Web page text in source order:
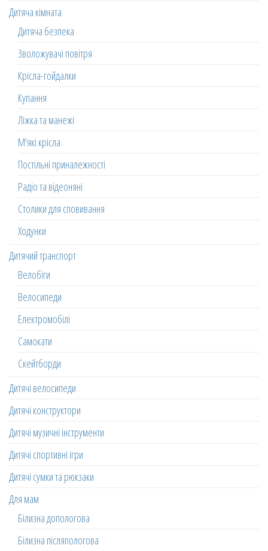
Дитяча кімната
Дитяча безпека
Зволожувачі повітря
Крісла-гойдалки
Купання
Ліжка та манежі
М'які крісла
Постільні приналежності
Радіо та відеоняні
Столики для сповивання
Ходунки
Дитячий транспорт
Велобіги
Велосипеди
Електромобілі
Самокати
Скейтборди
Дитячі велосипеди
Дитячі конструктори
Дитячі музичні інструменти
Дитячі спортивні ігри
Дитячі сумки та рюкзаки
Для мам
Білизна допологова
Білизна післяпологова